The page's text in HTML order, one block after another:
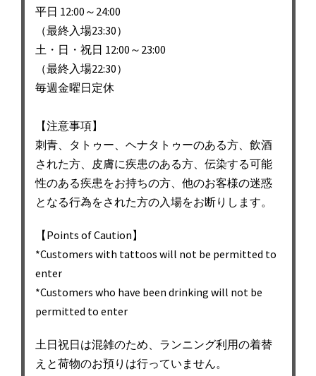
平日 12:00～24:00
（最終入場23:30）
土・日・祝日 12:00～23:00
（最終入場22:30）
毎週金曜日定休
【注意事項】
刺青、タトゥー、ヘナタトゥーのある方、飲酒
された方、皮膚に疾患のある方、伝染する可能
性のある疾患をお持ちの方、他のお客様の迷惑
となる行為をされた方の入場をお断りします。
【Points of Caution】
*Customers with tattoos will not be permitted to
enter
*Customers who have been drinking will not be
permitted to enter
土日祝日は混雑のため、ランニング利用の着替
えと荷物のお預りは行っていません。